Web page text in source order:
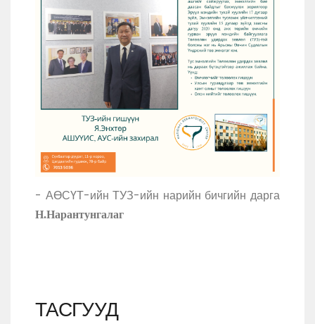
- АӨСҮТ-ийн ТУЗ-ийн нарийн бичгийн дарга
Н.Нарантунгалаг
ТАСГУУД